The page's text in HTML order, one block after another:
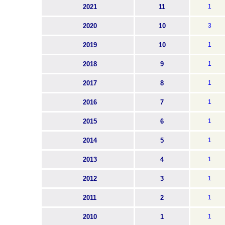
2021 11 1
2020 10 3
2019 10 1
2018 9 1
2017 8 1
2016 7 1
2015 6 1
2014 5 1
2013 4 1
2012 3 1
2011 2 1
2010 1 1